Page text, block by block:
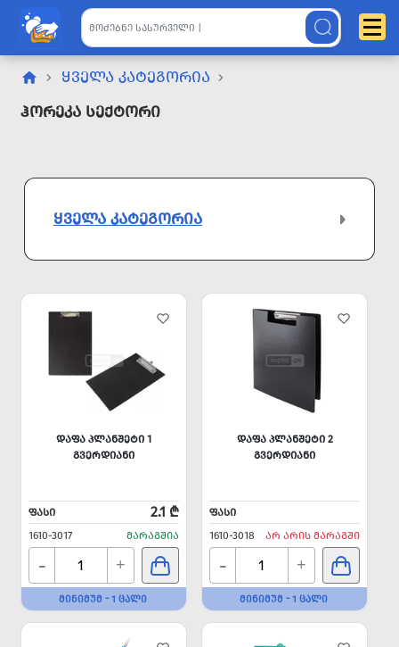
ᲧᲕᲔᲚᲐ ᲙᲐᲢᲔᲒᲝᲠᲘᲐ
Ჰორეკა Სექტორი
ᲧᲕᲔᲚᲐ ᲙᲐᲢᲔᲒᲝᲠᲘᲐ
ᲓᲐᲤᲐ ᲞᲚᲐᲜᲨᲔᲢᲘ 1
ᲒᲕᲔᲠᲓᲘᲐᲜᲘ
ᲤᲐᲡᲘ 2.1 ₾
1610-3017 ᲛᲐᲠᲐᲒᲨᲘᲐ
- +
ᲛᲘᲜᲘᲛᲣᲛ - 1 ᲪᲐᲚᲘ
ᲓᲐᲤᲐ ᲞᲚᲐᲜᲨᲔᲢᲘ 2
ᲒᲕᲔᲠᲓᲘᲐᲜᲘ
ᲤᲐᲡᲘ
1610-3018
ᲐᲠ ᲐᲠᲘᲡ ᲛᲐᲠᲐᲒᲨᲘ
- +
ᲛᲘᲜᲘᲛᲣᲛ - 1 ᲪᲐᲚᲘ